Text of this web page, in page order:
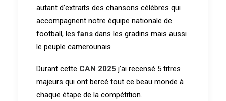
autant d’extraits des chansons célèbres qui
accompagnent notre équipe nationale de
football, lesfans dans les gradins mais aussi
le peuple camerounais
Durant cette CAN 2025 j’ai recensé 5 titres
majeurs qui ont bercé tout ce beau monde à
chaque étape de la compétition.